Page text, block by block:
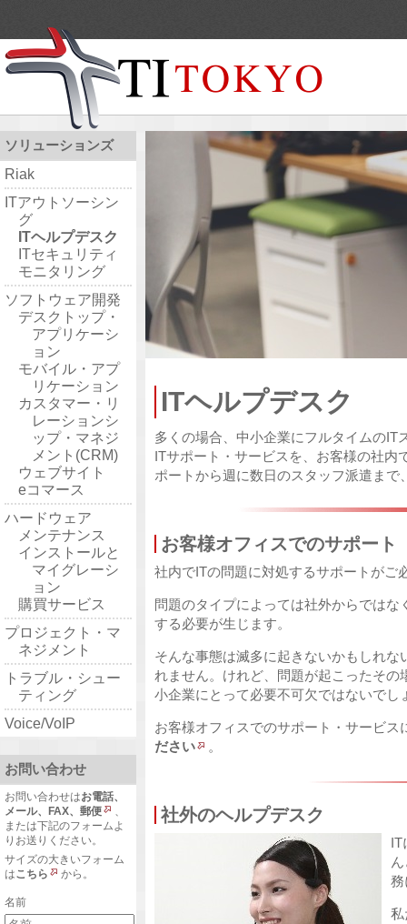
ソリューションズ
Riak
ITアウトソーシン
グ
ITヘルプデスク
ITセキュリティ
モニタリング
ソフトウェア開発
デスクトップ・
アプリケーシ
ョン
モバイル・アプ
リケーション
カスタマー・リ
レーションシ
ップ・マネジ
メント(CRM)
ウェブサイト
eコマース
ハードウェア
メンテナンス
インストールと
マイグレーシ
ョン
購買サービス
プロジェクト・マ
ネジメント
トラブル・シュー
ティング
Voice/VoIP
お問い合わせ
お問い合わせはお電話、
メール、FAX、郵便
、
または下記のフォームよ
りお送りください。
サイズの大きいフォーム
はこちら から。
名前
ITヘルプデスク
多くの場合、中小企業にフルタイムのIT
ITサポート・サービスを、お客様の社内
ポートから週に数日のスタッフ派遣ま
お客様オフィスでのサポート
社内でITの問題に対処するサポートがご
問題のタイプによっては社外からでは
する必要が生じます。
そんな事態は滅多に起きないかもしれ
れません。けれど、問題が起こったそ
小企業にとって必要不可欠ではないでし
お客様オフィスでのサポート・サービス
ださい
。
社外のヘルプデスク
IT
務
私